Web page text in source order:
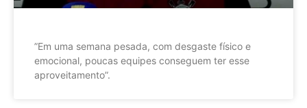
”Em uma semana pesada, com desgaste físico e
emocional, poucas equipes conseguem ter esse
aproveitamento”.